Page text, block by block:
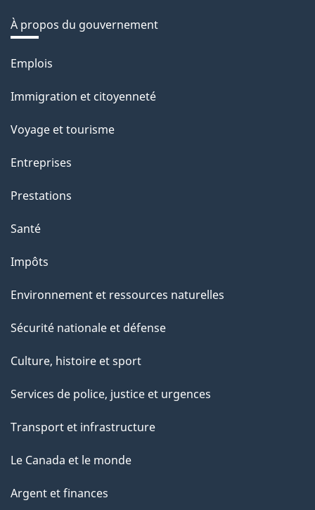
À propos du gouvernement
Thèmes
sujets
Emplois
Immigration et citoyenneté
Voyage et tourisme
Entreprises
Prestations
Santé
Impôts
Environnement et ressources naturelles
Sécurité nationale et défense
Culture, histoire et sport
Services de police, justice et urgences
Transport et infrastructure
Le Canada et le monde
Argent et finances